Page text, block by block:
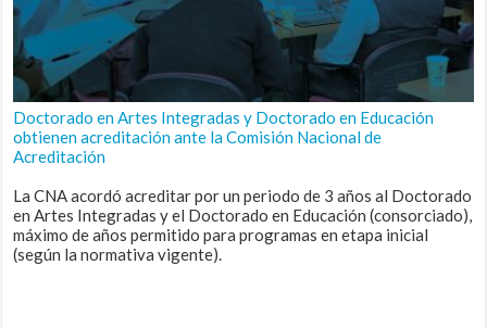
Doctorado en Artes Integradas y Doctorado en Educación
obtienen acreditación ante la Comisión Nacional de
Acreditación
La CNA acordó acreditar por un periodo de 3 años al Doctorado
en Artes Integradas y el Doctorado en Educación (consorciado),
máximo de años permitido para programas en etapa inicial
(según la normativa vigente).